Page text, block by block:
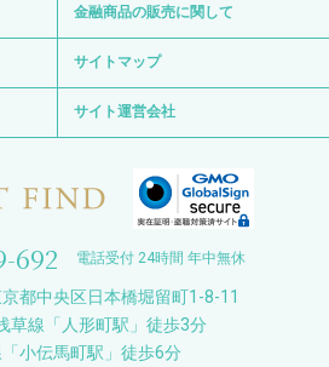
金融商品の販売に関して
サイトマップ
サイト運営会社
692 電話受付 24時間 年中無休
都中央区日本橋堀留町1-8-11
草線「人形町駅」徒歩3分
小伝馬町駅」徒歩6分